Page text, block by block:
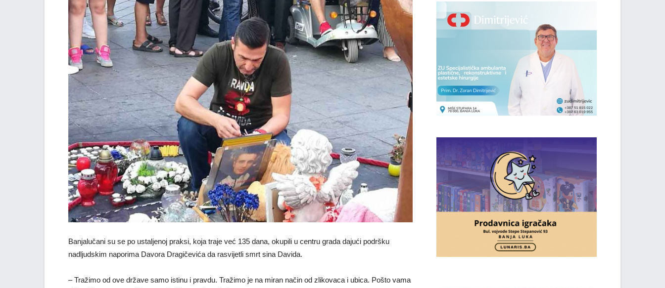
Banjalučani su se po ustaljenoj praksi, koja traje već 135 dana, okupili u centru grada dajući podršku
nadljudskim naporima Davora Dragičevića da rasvijetli smrt sina Davida.
– Tražimo od ove države samo istinu i pravdu. Tražimo je na miran način od zlikovaca i ubica. Pošto vama